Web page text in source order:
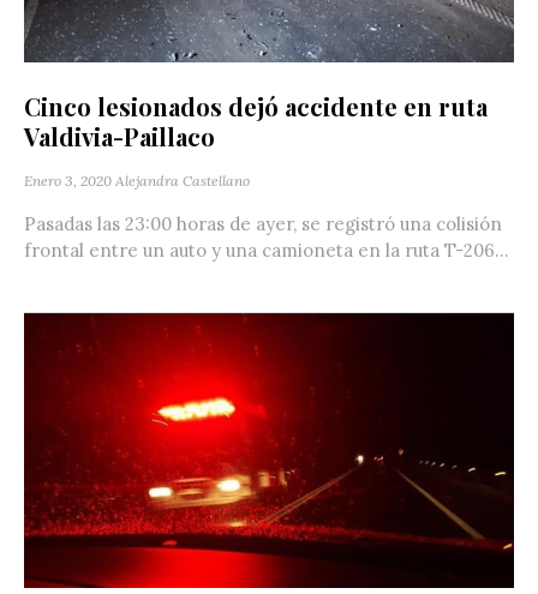
Cinco lesionados dejó accidente en ruta
Valdivia-Paillaco
Enero 3, 2020 Alejandra Castellano
Pasadas las 23:00 horas de ayer, se registró una colisión
frontal entre un auto y una camioneta en la ruta T-206...